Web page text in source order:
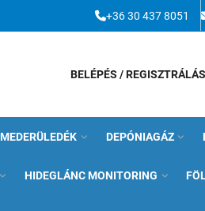
+36 30 437 8051
BELÉPÉS / REGISZTRÁLÁS
MEDERÜLEDÉK DEPÓNIAGÁZ
HIDEGLÁNC MONITORING